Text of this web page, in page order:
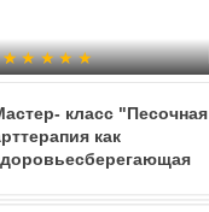
класс "Песочная
как